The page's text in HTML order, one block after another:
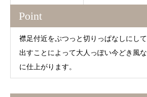
Point
襟足付近をぷつっと切りっぱなしにし
出すことによって大人っぽい今どき風
に仕上がります。